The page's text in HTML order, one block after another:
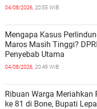
04/08/2026, 20:55 WIB
Mengapa Kasus
Maros Masih Tinggi?
Penyebab Utama
04/08/2026, 20:49 WIB
Ribuan Warga Meriahkan
ke 81 di Bone, Bupati